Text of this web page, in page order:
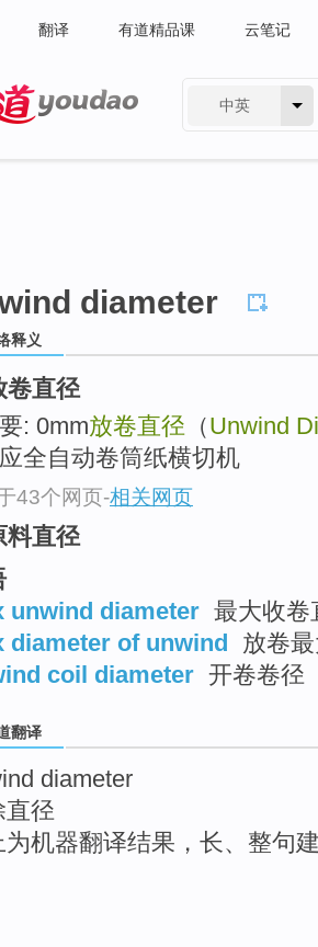
翻译 有道精品课 云笔记
中英
diameter
释义
卷直径
: 0mm放卷直径 （Unwind
全自动卷筒纸横切机
43个网页-相关网页
料直径
unwind diameter 最大收卷
diameter of unwind 放卷
coil diameter 开卷卷径
翻译
diameter
直径
为机器翻译结果，长、整句